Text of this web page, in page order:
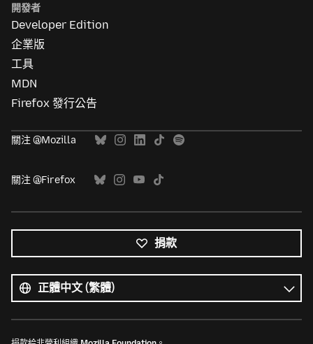
開發者
Developer Edition
企業版
工具
MDN
Firefox 發行公告
關注 @Mozilla
關注 @Firefox
捐款
有
語
言
語
言